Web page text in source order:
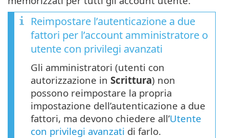
Reimpostare l’autenticazione a due
fattori per l’account amministratore o
utente con privilegi avanzati
Gli amministratori (utenti con
autorizzazione in Scrittura) non
possono reimpostare la propria
impostazione dell’autenticazione a due
fattori, ma devono chiedere all’Utente
con privilegi avanzati di farlo.